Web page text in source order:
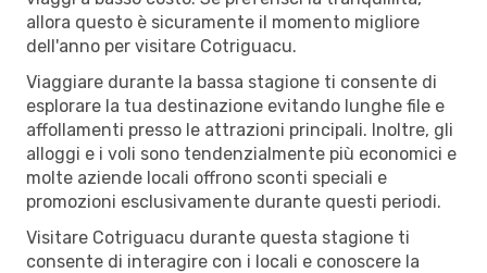
allora questo è sicuramente il momento migliore
dell'anno per visitare Cotriguacu.
Viaggiare durante la bassa stagione ti consente di
esplorare la tua destinazione evitando lunghe file e
affollamenti presso le attrazioni principali. Inoltre, gli
alloggi e i voli sono tendenzialmente più economici e
molte aziende locali offrono sconti speciali e
promozioni esclusivamente durante questi periodi.
Visitare Cotriguacu durante questa stagione ti
consente di interagire con i locali e conoscere la